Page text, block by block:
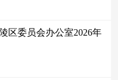
区委员会办公室2026年